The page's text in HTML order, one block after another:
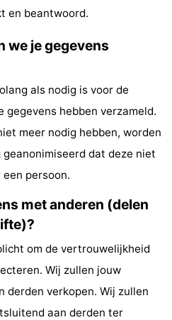
en beantwoord.
we je gegevens
als nodig is voor de
gegevens hebben verzameld.
meer nodig hebben, worden
dat deze niet
persoon.
met anderen (delen
om de vertrouwelijkheid
Wij zullen jouw
derden verkopen. Wij zullen
aan derden ter